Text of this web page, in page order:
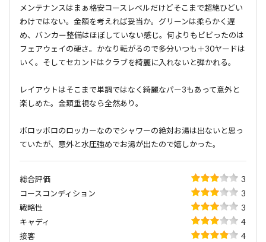
メンテナンスはまぁ格安コースレベルだけどそこまで超絶ひどい
わけではない。金額を考えれば妥当か。グリーンは柔らかく遅
め、バンカー整備はほぼしていない感じ。何よりもビビったのは
フェアウェイの硬さ。かなり転がるので多分いつも＋30ヤードは
いく。そしてセカンドはクラブを綺麗に入れないと弾かれる。
レイアウトはそこまで単調ではなく綺麗なパー3もあって意外と
楽しめた。金額重視なら全然あり。
ボロッボロのロッカーなのでシャワーの絶対お湯は出ないと思っ
ていたが、意外と水圧強めでお湯が出たので嬉しかった。
総合評価
3
コースコンディション
3
戦略性
3
キャディ
4
接客
4